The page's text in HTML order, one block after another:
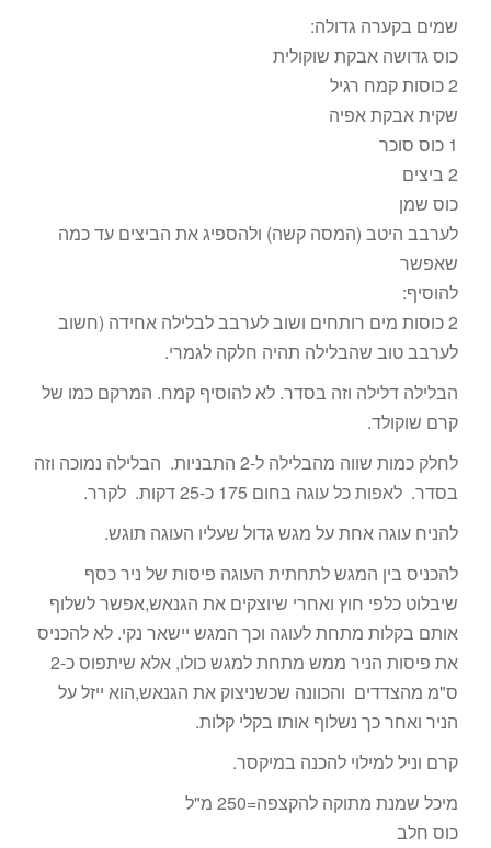
שמים בקערה גדולה:
כוס גדושה אבקת שוקולית
2 כוסות קמח רגיל
שקית אבקת אפיה
1 כוס סוכר
2 ביצים
כוס שמן
לערבב היטב (המסה קשה) ולהספיג את הביצים עד כמה
שאפשר
להוסיף:
2 כוסות מים רותחים ושוב לערבב לבלילה אחידה (חשוב
לערבב טוב שהבלילה תהיה חלקה לגמרי.
הבלילה דלילה וזה בסדר. לא להוסיף קמח. המרקם כמו של
קרם שוקולד.
לחלק כמות שווה מהבלילה ל-2 התבניות. הבלילה נמוכה וזה
בסדר. לאפות כל עוגה בחום 175 כ-25 דקות. לקרר.
להניח עוגה אחת על מגש גדול שעליו העוגה תוגש.
להכניס בין המגש לתחתית העוגה פיסות של ניר כסף
שיבלוט כלפי חוץ ואחרי שיוצקים את הגנאש,אפשר לשלוף
אותם בקלות מתחת לעוגה וכך המגש יישאר נקי. לא להכניס
את פיסות הניר ממש מתחת למגש כולו, אלא שיתפוס כ-2
ס"מ מהצדדים והכוונה שכשניצוק את הגנאש,הוא ייזל על
הניר ואחר כך נשלוף אותו בקלי קלות.
קרם וניל למילוי להכנה במיקסר.
מיכל שמנת מתוקה להקצפה=250 מ"ל
כוס חלב